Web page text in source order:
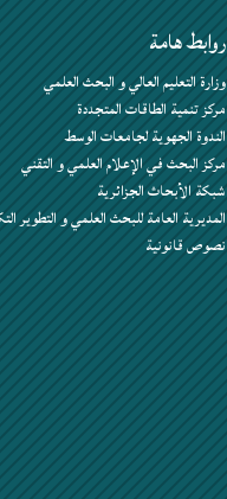
روابط هامة
وزارة التعليم العالي و البحث العلمي
مركز تنمية الطاقات المتجددة
الندوة الجهوية لجامعات الوسط
مركز البحث في الإعلام العلمي و التقني
شبكة الأبحاث الجزائرية
المديرية العامة للبحث العلمي و التطوير
نصوص قانونية